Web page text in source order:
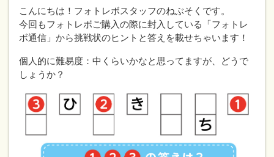
こんにちは！フォトレボスタッフのねぶそくです。
今回もフォトレボご購入の際に封入している「フォトレ
ボ通信」から挑戦状のヒントと答えを載せちゃいます！
個人的に難易度：中くらいかなと思ってますが、どうで
しょうか？